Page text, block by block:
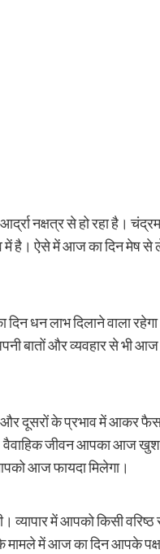
नक्षत्र से हो रहा है।
में है। ऐसे में आज का दिन मेष से
धन लाभ दिलाने वाला
और व्यवहार से भी आज
दूसरों के प्रभाव में आकर
वैवाहिक जीवन आपका आज
आज फायदा मिलेगा।
में आपको किसी वरिष्ठ
मामले में आज का दिन आपके